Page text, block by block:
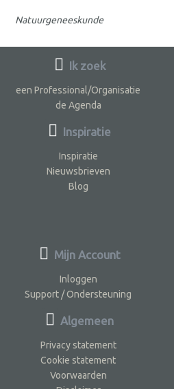
Natuurgeneeskunde
Ik zoek
een Professional/Organisatie
de Agenda
Inspiratie
Inspiratie
Nieuwsbrieven
Blog
Mijn Account
Inloggen
Support / Ondersteuning
Algemeen
Privacy statement
Cookie statement
Voorwaarden